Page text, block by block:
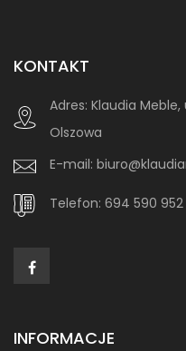
KONTAKT
Adres: Klaudia Meble,
Olszowa
E-mail:
Telefon: 694 590 952
INFORMACJE